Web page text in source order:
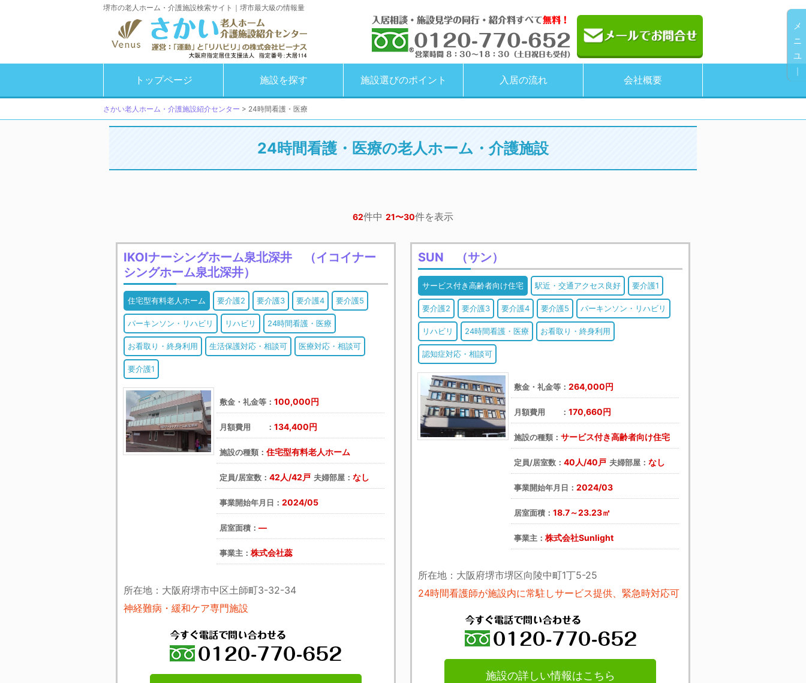
堺市の老人ホーム・介護施設検索サイト｜堺市最大級の情報量
トップページ 施設を探す 施設選びのポイント 入居の流れ 会社概要
さかい老人ホーム・介護施設紹介センター > 24時間看護・医療
24時間看護・医療の老人ホーム・介護施設
62件中 21〜30件を表示
IKOIナーシングホーム泉北深井 （イコイナー
シングホーム泉北深井）
住宅型有料老人ホーム 要介護2 要介護3 要介護4 要介護5
パーキンソン・リハビリ リハビリ 24時間看護・医療
お看取り・終身利用 生活保護対応・相談可 医療対応・相談可
要介護1
敷金・礼金等：100,000円
月額費用 ：134,400円
施設の種類：住宅型有料老人ホーム
定員/居室数：42人/42戸 夫婦部屋：なし
事業開始年月日：2024/05
居室面積：―
事業主：株式会社蕊
所在地：大阪府堺市中区土師町3-32-34
神経難病・緩和ケア専門施設
SUN （サン）
サービス付き高齢者向け住宅 駅近・交通アクセス良好 要介護1
要介護2 要介護3 要介護4 要介護5 パーキンソン・リハビリ
リハビリ 24時間看護・医療 お看取り・終身利用
認知症対応・相談可
敷金・礼金等：264,000円
月額費用 ：170,660円
施設の種類：サービス付き高齢者向け住宅
定員/居室数：40人/40戸 夫婦部屋：なし
事業開始年月日：2024/03
居室面積：18.7～23.23㎡
事業主：株式会社Sunlight
所在地：大阪府堺市堺区向陵中町1丁5-25
24時間看護師が施設内に常駐しサービス提供、緊急時対応可
施設の詳しい情報はこちら
メ
ニ
ユ
｜